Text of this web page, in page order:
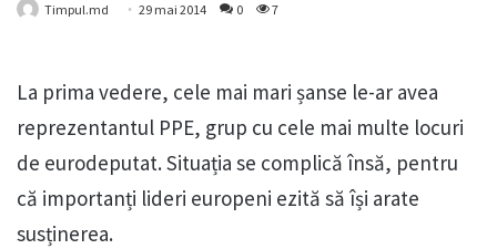
Timpul.md 29 mai 2014 0 7
La prima vedere, cele mai mari șanse le-ar avea
reprezentantul PPE, grup cu cele mai multe locuri
de eurodeputat. Situația se complică însă, pentru
că importanți lideri europeni ezită să își arate
susținerea.